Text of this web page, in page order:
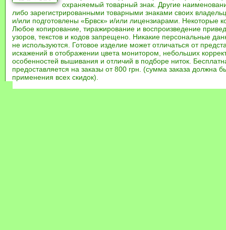
охраняемый товарный знак. Другие
либо зарегистрированными товарными знаками своих
и/или подготовлены «Брвск» и/или лицензиарами. Некоторые
Любое копирование, тиражирование и воспроизведение
узоров, текстов и кодов запрещено. Никакие персональные
не используются. Готовое изделие может отличаться от
искажений в отображении цвета монитором, небольших
особенностей вышивания и отличий в подборе ниток.
предоставляется на заказы от 800 грн. (сумма заказа должна
применения всех скидок).